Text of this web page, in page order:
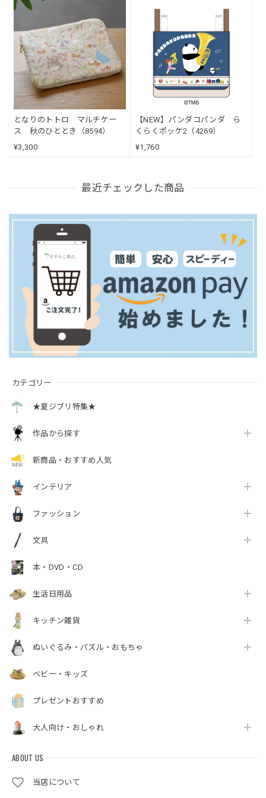
カテゴリー
★夏ジブリ特集★
作品から探す
新商品・おすすめ人気
インテリア
ファッション
文具
本・DVD・CD
生活日用品
キッチン雑貨
ぬいぐるみ・パズル・おもちゃ
ベビー・キッズ
プレゼントおすすめ
大人向け・おしゃれ
ABOUT US
当店について
となりのトトロ マルチケー
ス 秋のひととき（8594）
¥3,300
【NEW】パンダコパンダ ら
くらくポッケ2（4269）
¥1,760
最近チェックした商品